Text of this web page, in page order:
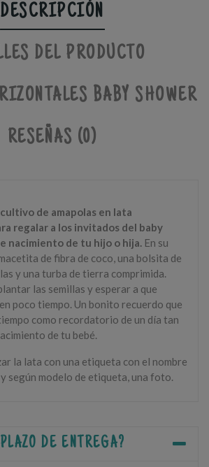
DESCRIPCIÓN
DEL PRODUCTO
BABY SHOWER
RESEÑAS (0)
de amapolas en lata
regalar a los invitados del baby
nacimiento de tu hijo o hija. En su
de fibra de coco, una bolsita de
y una turba de tierra comprimida.
las semillas y esperar a que
poco tiempo. Un bonito recuerdo que
como recordatorio de un día tan
de tu bebé.
la lata con una etiqueta con el nombre
según modelo de etiqueta, una foto.
DE ENTREGA?